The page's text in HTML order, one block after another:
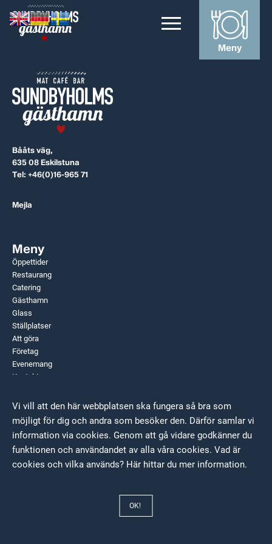
Vi vill att den här webbplatsen ska fungera så bra som
möjligt för dig och andra som besöker den. Därför samlar vi
information via cookies. Genom att gå vidare godkänner du
funktionen och användandet av alla våra cookies. Vad är
cookies och vilka används? Här hittar du mer information.
OK!
Meny
Bååts väg,
635 08 Eskilstuna
Tel: +46(0)16-965 71
Mejla
Sociala medier
Facebook
Instagram
LinkedIn
Meny
Öppettider
Restaurang
Catering
Gästhamn
Glass
Ställplatser
Att göra
Företag
Evenemang
Kontakta oss
Sundbyholms gästhamn | 2021